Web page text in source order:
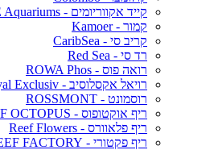
קייד אקווריומים - CADE Aquariums
קמור - Kamoer
קריב סי - CaribSea
רד סי - Red Sea
רואה פוס - ROWA Phos
רויאל אקסלוסיב - Royal Exclusiv
רוסמונט - ROSSMONT
ריף אוקטופוס - REEF OCTOPUS
ריף פלאוורס - Reef Flowers
ריף פקטורי - REEF FACTORY